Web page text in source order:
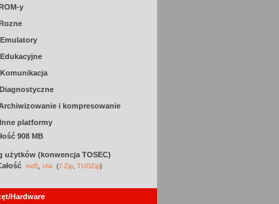
y
i kompresowanie
platformy
908 MB
użytków (konwencja TOSEC)
md5 sha (7-Zip TUGZip)
Hardware